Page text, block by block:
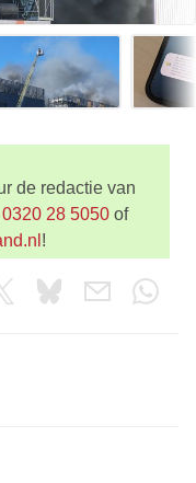
de redactie van
0320 28 5050 of
!